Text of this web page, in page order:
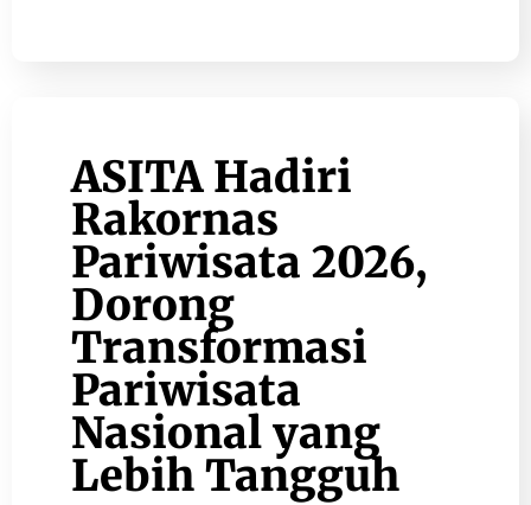
ASITA Hadiri
Rakornas
Pariwisata 2026,
Dorong
Transformasi
Pariwisata
Nasional yang
Lebih Tangguh